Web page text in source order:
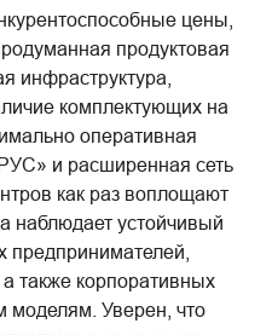
цены,
продуктовая
инфраструктура,
комплектующих на
оперативная
и расширенная сеть
как раз воплощают
наблюдает устойчивый
предпринимателей,
также корпоративных
моделям. Уверен, что